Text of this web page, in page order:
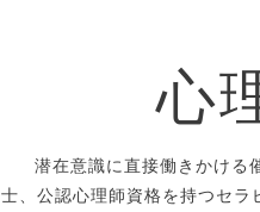
心
潜在意識に直接働きかける
士、公認心理師資格を持つセラ